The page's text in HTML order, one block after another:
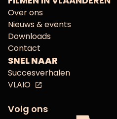
Over ons
Nieuws & events
Downloads
Contact
SNEL NAAR
Succesverhalen
VLAIO
Volg ons